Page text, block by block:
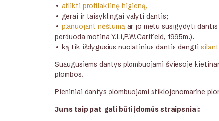
• atlikti profilaktinę higieną,
• gerai ir taisyklingai valyti dantis;
• planuojant nėštumą ar jo metu susigydyti
perduoda motina Y.Li,P.W.Carifield, 1995m.).
• ką tik išdygusius nuolatinius dantis dengti
Suaugusiems dantys plombuojami šviesoje
plombos.
Pieniniai dantys plombuojami stiklojonomarine
Jums taip pat gali būti įdomūs straipsniai: